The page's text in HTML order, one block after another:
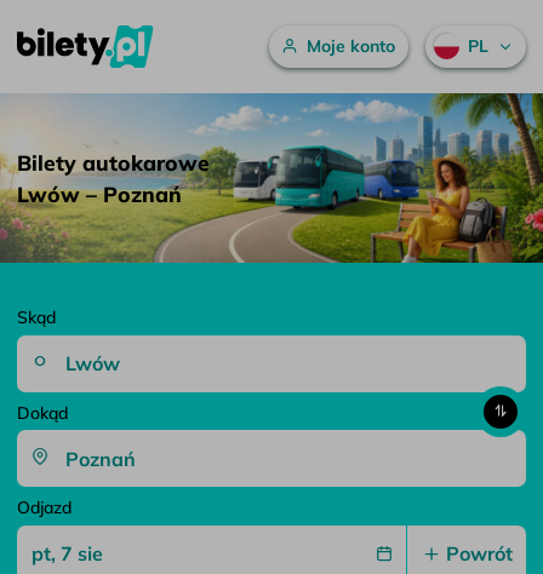
Przejdź do treści
Bilety autokarowe Lwów – Poznań – bilety.pl
Menu główne
Moje konto PL
Bilety autokarowe
Lwów – Poznań
Skąd
Dokąd
Odjazd
Powrót